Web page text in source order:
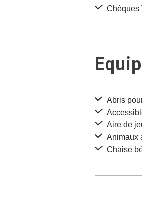
Chèques
Abris
Aire de
Animaux
Chaise